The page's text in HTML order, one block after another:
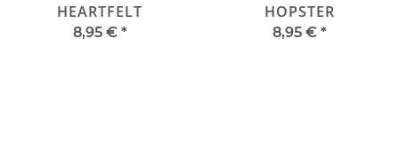
HEARTFELT
8,95 € *
HOPSTER
8,95 € *